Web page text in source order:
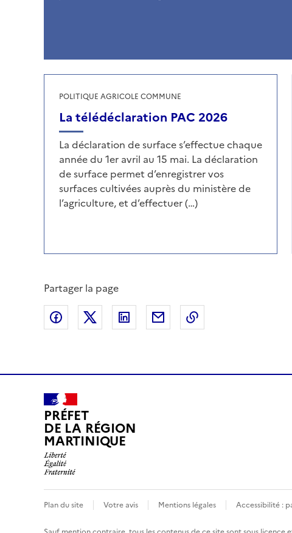
La télédéclaration PAC 2026
POLITIQUE AGRICOLE COMMUNE
La déclaration de surface s’effectue chaque
année du 1er avril au 15 mai. La déclaration
de surface permet d’enregistrer vos
surfaces cultivées auprès du ministère de
l’agriculture, et d’effectuer (…)
Partager la page
Partager sur Facebook
Partager sur X (anciennement Twitter)
Partager sur LinkedIn
Partager par email
PRÉFET
DE LA RÉGION
MARTINIQUE
Plan du site Votre avis Mentions légales Accessibilité :